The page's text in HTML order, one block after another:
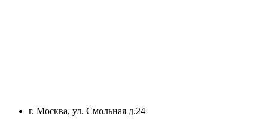
г. Москва, ул. Смольная д.24